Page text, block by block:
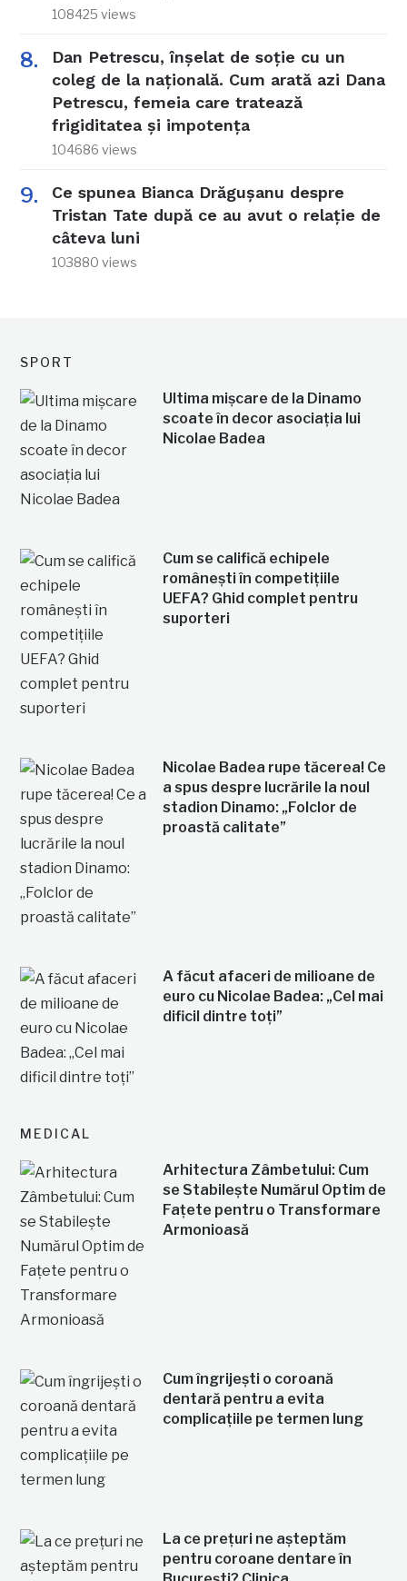
108425 views
Dan Petrescu, înșelat de soție cu un
coleg de la națională. Cum arată azi Dana
Petrescu, femeia care tratează
frigiditatea și impotența
104686 views
Ce spunea Bianca Drăgușanu despre
Tristan Tate după ce au avut o relație de
câteva luni
103880 views
SPORT
Ultima mișcare de la Dinamo
scoate în decor asociația lui
Nicolae Badea
Cum se califică echipele
românești în competițiile
UEFA? Ghid complet pentru
suporteri
Nicolae Badea rupe tăcerea! Ce
a spus despre lucrările la noul
stadion Dinamo: „Folclor de
proastă calitate”
A făcut afaceri de milioane de
euro cu Nicolae Badea: „Cel mai
dificil dintre toți”
MEDICAL
Arhitectura Zâmbetului: Cum
se Stabilește Numărul Optim de
Fațete pentru o Transformare
Armonioasă
Cum îngrijești o coroană
dentară pentru a evita
complicațiile pe termen lung
La ce prețuri ne așteptăm
pentru coroane dentare în